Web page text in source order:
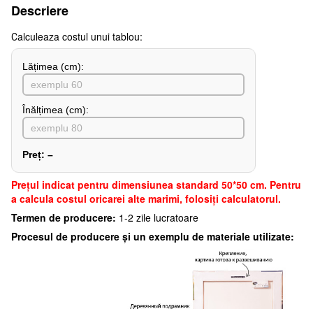
Descriere
Сalculeaza costul unui tablou:
Lățimea (сm):
Înălțimea (cm):
Preț: –
Preţul indicat pentru dimensiunea standard 50*50 cm. Pentru
a calcula costul oricarei alte marimi, folosiți calculatorul.
Termen de producere: 1-2 zile lucratoare
Procesul de producere și un exemplu de materiale utilizate: